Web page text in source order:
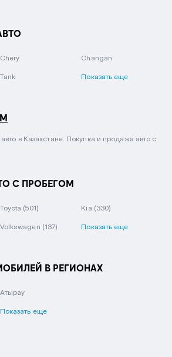
Chery Changan
Tank Показать еще
в Казахстане. Покупка и продажа авто с
С ПРОБЕГОМ
Toyota (501) Kia (330)
Volkswagen (137) Показать еще
В РЕГИОНАХ
Атырау
Показать еще